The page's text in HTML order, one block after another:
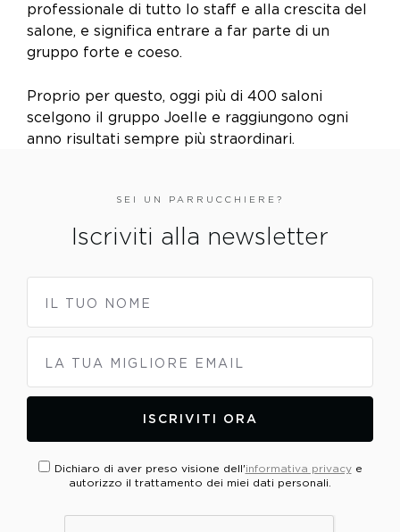
professionale di tutto lo staff e alla crescita del
salone, e significa entrare a far parte di un
gruppo forte e coeso.
Proprio per questo, oggi più di 400 saloni
scelgono il gruppo Joelle e raggiungono ogni
anno risultati sempre più straordinari.
SEI UN PARRUCCHIERE?
Iscriviti alla newsletter
IL TUO NOME
LA TUA MIGLIORE EMAIL
ISCRIVITI ORA
Dichiaro di aver preso visione dell'informativa privacye
autorizzo il trattamento dei miei dati personali.